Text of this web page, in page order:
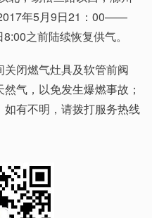
年5月9日21：00——
之前陆续恢复供气。
闭燃气灶具及软管前阀
气，以免发生爆燃事故；
有不明，请拨打服务热线